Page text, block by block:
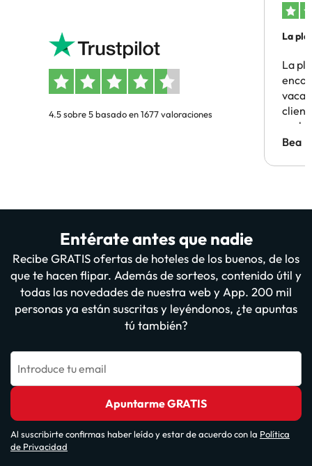
4.5 sobre 5 basado en 1677 valoraciones
La
La
Bea
Entérate antes que nadie
Recibe GRATIS ofertas de hoteles de los buenos, de los
que te hacen flipar. Además de sorteos, contenido útil y
todas las novedades de nuestra web y App. 200 mil
personas ya están suscritas y leyéndonos, ¿te apuntas
tú también?
Introduce tu email
Apuntarme GRATIS
Al suscribirte confirmas haber leído y estar de acuerdo con la Política
de Privacidad